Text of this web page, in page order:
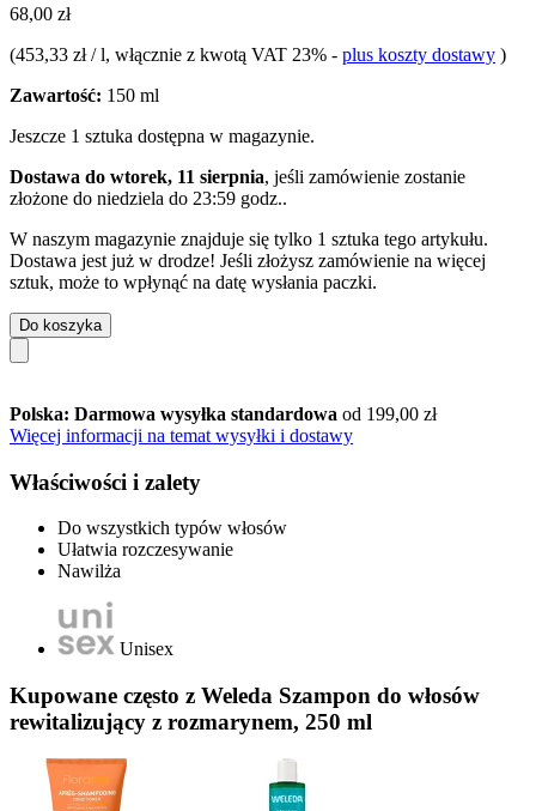
68,00 zł
(453,33 zł / l, włącznie z kwotą VAT 23% - plus koszty dostawy )
Zawartość: 150 ml
Jeszcze 1 sztuka dostępna w magazynie.
Dostawa do wtorek, 11 sierpnia, jeśli zamówienie zostanie
złożone do niedziela do 23:59 godz..
W naszym magazynie znajduje się tylko 1 sztuka tego artykułu.
Dostawa jest już w drodze! Jeśli złożysz zamówienie na więcej
sztuk, może to wpłynąć na datę wysłania paczki.
Do koszyka
Polska: Darmowa wysyłka standardowa od 199,00 zł
Więcej informacji na temat wysyłki i dostawy
Właściwości i zalety
Do wszystkich typów włosów
Ułatwia rozczesywanie
Nawilża
Unisex
Kupowane często z Weleda Szampon do włosów
rewitalizujący z rozmarynem, 250 ml